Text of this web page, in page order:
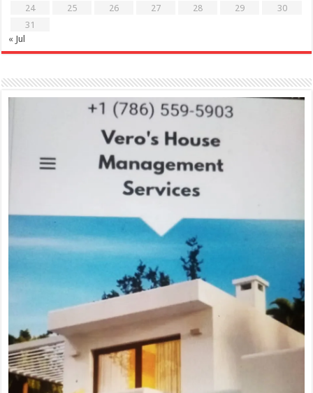
24
25 26 27 28 29
30
31
« Jul